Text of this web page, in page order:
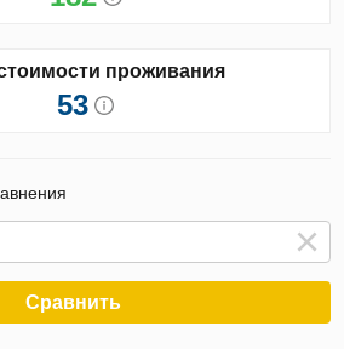
проживания
53
Сравнить